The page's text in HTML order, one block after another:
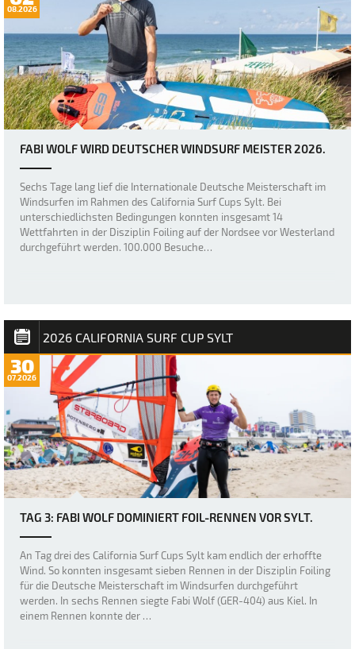
08.2026
FABI WOLF WIRD DEUTSCHER WINDSURF MEISTER 2026.
Sechs Tage lang lief die Internationale Deutsche Meisterschaft im
Windsurfen im Rahmen des California Surf Cups Sylt. Bei
unterschiedlichsten Bedingungen konnten insgesamt 14
Wettfahrten in der Disziplin Foiling auf der Nordsee vor Westerland
durchgeführt werden. 100.000 Besuche…
2026 CALIFORNIA SURF CUP SYLT
30
07.2026
TAG 3: FABI WOLF DOMINIERT FOIL-RENNEN VOR SYLT.
An Tag drei des California Surf Cups Sylt kam endlich der erhoffte
Wind. So konnten insgesamt sieben Rennen in der Disziplin Foiling
für die Deutsche Meisterschaft im Windsurfen durchgeführt
werden. In sechs Rennen siegte Fabi Wolf (GER-404) aus Kiel. In
einem Rennen konnte der …